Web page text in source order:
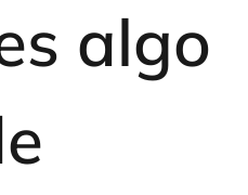
algo